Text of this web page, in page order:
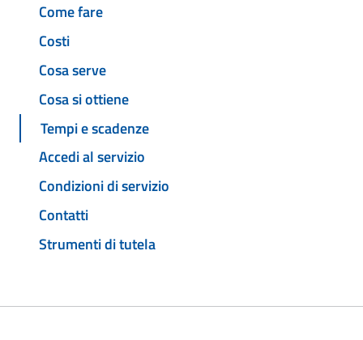
Come fare
Costi
Cosa serve
Cosa si ottiene
Tempi e scadenze
Accedi al servizio
Condizioni di servizio
Contatti
Strumenti di tutela